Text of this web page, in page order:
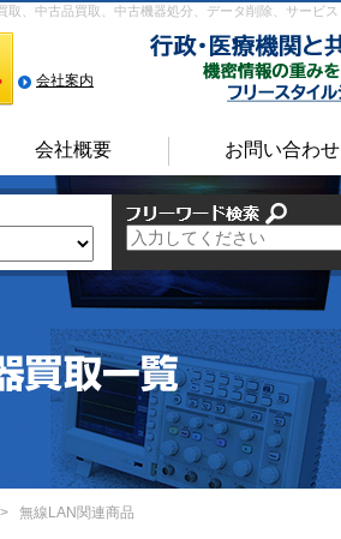
、中古品買取、中古機器処分、データ削除、サービス
会社案内
会社概要 お問い合わせ
> 無線LAN関連商品